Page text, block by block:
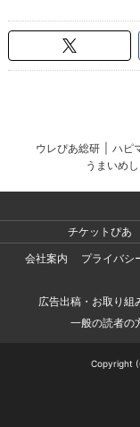
ウレぴあ総研 ハピ
うまいめし
チケットぴあ
会社案内
プライバシ
広告出稿・お取り組
一般の読者の
Copyright